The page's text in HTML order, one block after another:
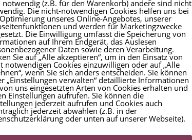
ein Ort für euch. Für Nähe, Lachen, echte
notwendig (z.B. für den Warenkorb) andere sind nicht
Die nicht-notwendigen Cookies helfen uns bei
unseres Online-Angebotes, unserer
und werden für Marketingzwecke
Die Einwilligung umfasst die Speicherung von
auf Ihrem Endgerät, das Auslesen
Daten sowie deren Verarbeitung.
Sie auf „Alle akzeptieren“, um in den Einsatz von
notwendigen Cookies einzuwilligen oder auf „Alle
wenn Sie sich anders entscheiden. Sie können
„Einstellungen verwalten“ detaillierte Informationen
uns eingesetzten Arten von Cookies erhalten und
Einstellungen aufrufen. Sie können die
jederzeit aufrufen und Cookies auch
jederzeit abwählen (z.B. in der
oder unten auf unserer Webseite).